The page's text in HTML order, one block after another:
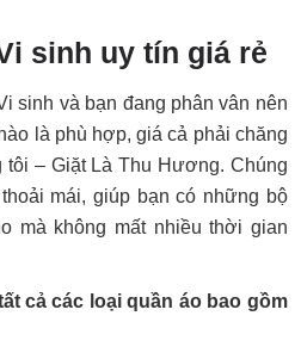
sinh uy tín giá rẻ
sinh và bạn đang phân vân nên
là phù hợp, giá cả phải chăng
tôi – Giặt Là Thu Hương. Chúng
mái, giúp bạn có những bộ
mà không mất nhiều thời gian
cả các loại quần áo bao gồm